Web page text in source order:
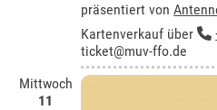
präsentiert von
Kartenverkauf über
ticket@muv-ffo.de
Mittwoch
11